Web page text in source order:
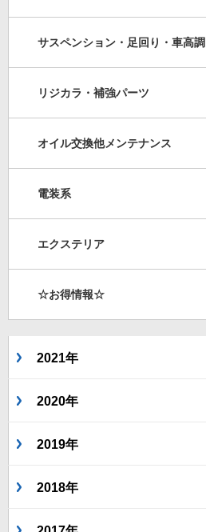
サスペンション・足回り・車高調
リジカラ・補強パーツ
オイル交換他メンテナンス
電装系
エクステリア
☆お得情報☆
2021年
2020年
2019年
2018年